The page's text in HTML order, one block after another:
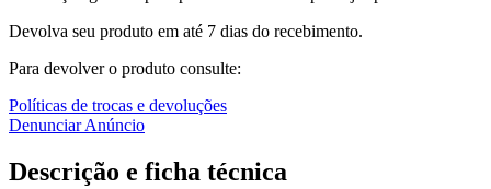
Devolva seu produto em até 7 dias do recebimento.
Para devolver o produto consulte:
Políticas de trocas e devoluções
Denunciar Anúncio
Descrição e ficha técnica